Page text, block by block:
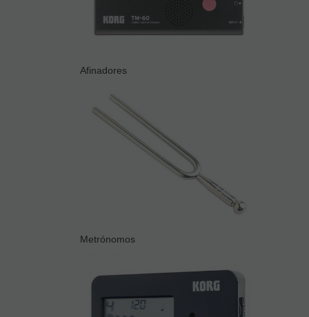
Afinadores
Metrónomos